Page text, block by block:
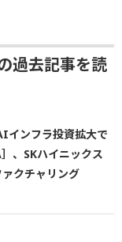
過去記事を読
インフラ投資拡大で
、SKハイニックス
ァクチャリング